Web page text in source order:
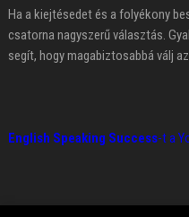
Ha a kiejtésedet és a folyékony
csatorna nagyszerű választás.
segít, hogy magabiztosabbá válj
English Speaking Success-t a